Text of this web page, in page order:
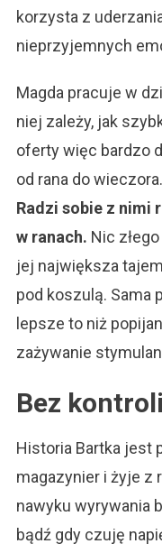
korzysta z
nieprzyjemnych
Magda pracuje w
niej zależy, jak
oferty więc bardzo
od rana do
Radzi sobie z nimi
w ranach. Nic
jej największa
pod koszulą. Sama
lepsze to niż
zażywanie
Bez
Historia Bartka jest
magazynier i żyje z
nawyku wyrywania
bądź gdy czuję